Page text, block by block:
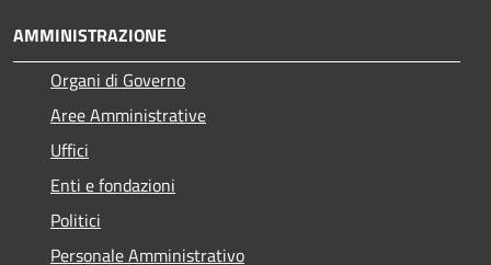
AMMINISTRAZIONE
Organi di Governo
Aree Amministrative
Uffici
Enti e fondazioni
Politici
Personale Amministrativo